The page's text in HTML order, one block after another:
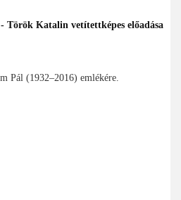
Török Katalin vetítettképes előadása
Pál (1932–2016) emlékére.